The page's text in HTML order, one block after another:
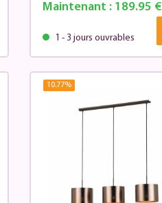
Maintenant :189.95 €
1 - 3 jours ouvrables
10.77%